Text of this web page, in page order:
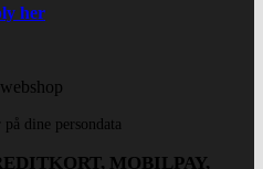
her
på dine persondata
MOBILPAY,